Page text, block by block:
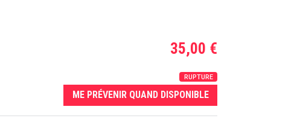
35,00 €
RUPTURE
ME PRÉVENIR QUAND DISPONIBLE